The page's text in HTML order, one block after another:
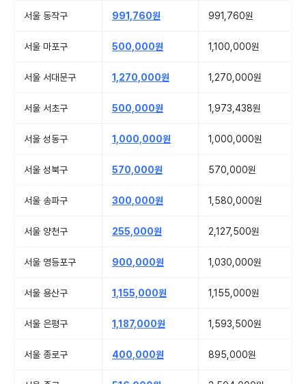
서울 동작구 991,760원 991,760원
서울 마포구 500,000원 1,100,000원
서울 서대문구 1,270,000원 1,270,000원
서울 서초구 500,000원 1,973,438원
서울 성동구 1,000,000원 1,000,000원
서울 성북구 570,000원 570,000원
서울 송파구 300,000원 1,580,000원
서울 양천구 255,000원 2,127,500원
서울 영등포구 900,000원 1,030,000원
서울 용산구 1,155,000원 1,155,000원
서울 은평구 1,187,000원 1,593,500원
서울 종로구 400,000원 895,000원